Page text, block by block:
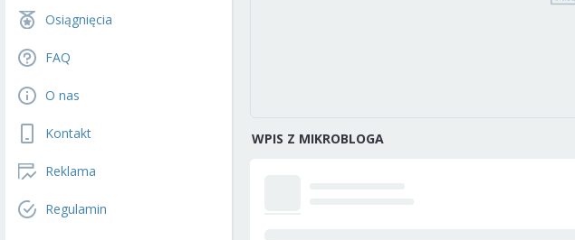
Osiągnięcia
FAQ
O nas
Kontakt
Reklama
Regulamin
WPIS Z MIKROBLOGA